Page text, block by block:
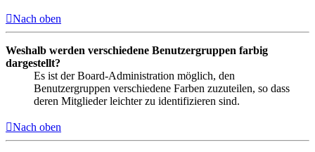
Nach oben
Weshalb werden verschiedene Benutzergruppen farbig
dargestellt?
Es ist der Board-Administration möglich, den
Benutzergruppen verschiedene Farben zuzuteilen, so dass
deren Mitglieder leichter zu identifizieren sind.
Nach oben